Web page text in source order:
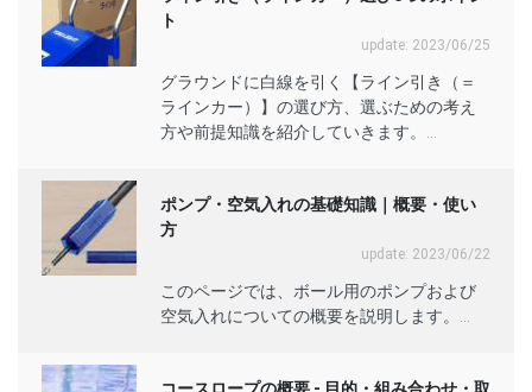
ト
update: 2023/06/25
グラウンドに白線を引く【ライン引き（＝
ラインカー）】の選び方、選ぶための考え
方や前提知識を紹介していきます。...
ポンプ・空気入れの基礎知識｜概要・使い
方
update: 2023/06/22
このページでは、ボール用のポンプおよび
空気入れについての概要を説明します。...